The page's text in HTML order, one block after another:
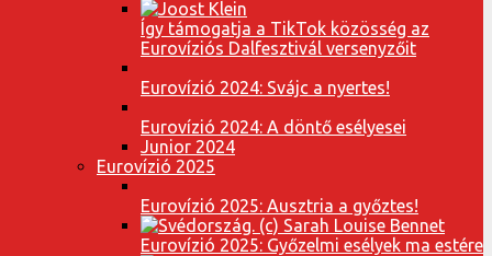
Így támogatja a TikTok közösség az
Eurovíziós Dalfesztivál versenyzőit
Eurovízió 2024: Svájc a nyertes!
Eurovízió 2024: A döntő esélyesei
Junior 2024
Eurovízió 2025
Eurovízió 2025: Ausztria a győztes!
Eurovízió 2025: Győzelmi esélyek ma estére